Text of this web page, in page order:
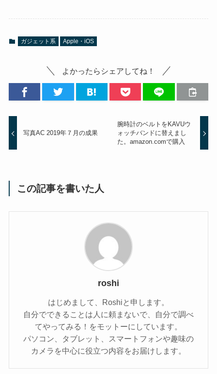
ガジェット系 Apple・iOS
よかったらシェアしてね！
写真AC 2019年７月の成果
腕時計のベルトをKAVUウ
ォッチバンドに替えまし
た。amazon.comで購入
この記事を書いた人
roshi
はじめまして、Roshiと申します。
自分でできることは人に頼まないで、自分で調べ
てやってみる！をモットーにしています。
パソコン、タブレット、スマートフォンや趣味の
カメラを中心に役立つ内容をお届けします。